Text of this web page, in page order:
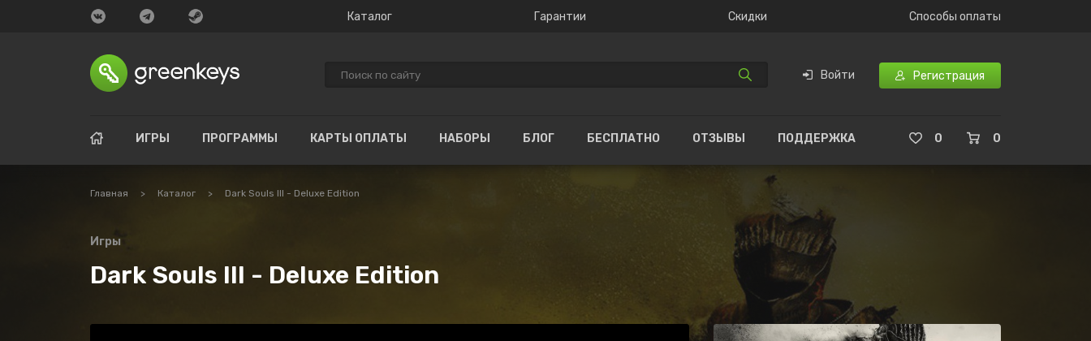
Каталог Гарантии Скидки Способы оплаты
Войти Регистрация
ИГРЫ ПРОГРАММЫ КАРТЫ ОПЛАТЫ НАБОРЫ БЛОГ БЕСПЛАТНО ОТЗЫВЫ ПОДДЕРЖКА 0
0
Главная > Каталог > Dark Souls III - Deluxe Edition
Игры
Dark Souls III - Deluxe Edition